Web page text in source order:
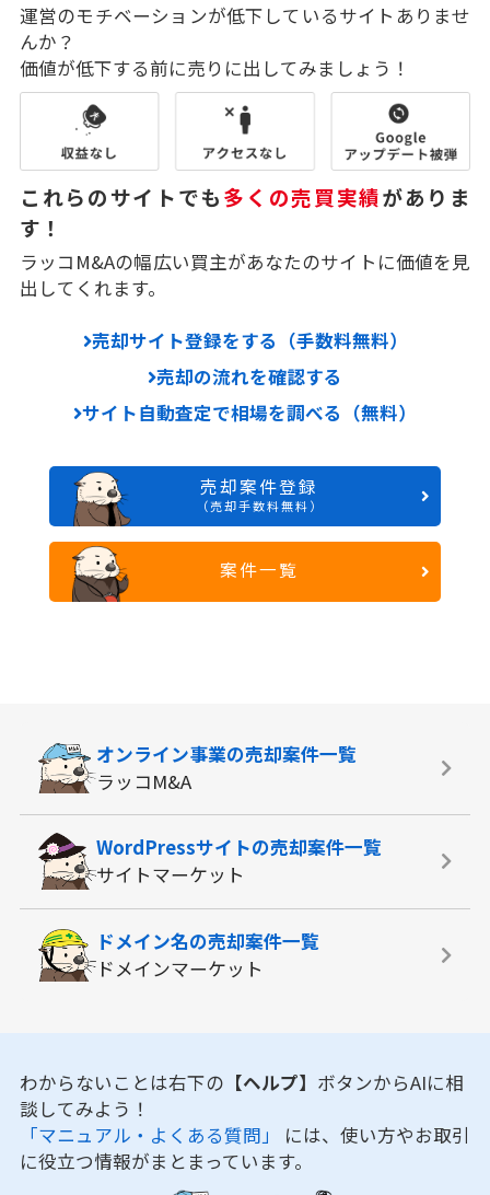
運営のモチベーションが低下しているサイトありませ
んか？
価値が低下する前に売りに出してみましょう！
これらのサイトでも多くの売買実績がありま
す！
ラッコM&Aの幅広い買主があなたのサイトに価値を見
出してくれます。
売却サイト登録をする（手数料無料）
売却の流れを確認する
サイト自動査定で相場を調べる（無料）
売却案件登録
（売却手数料無料）
案件一覧
オンライン事業の売却案件一覧
ラッコM&A
WordPressサイトの売却案件一覧
サイトマーケット
ドメイン名の売却案件一覧
ドメインマーケット
わからないことは右下の 【ヘルプ】 ボタンからAIに相
談してみよう！
「マニュアル・よくある質問」 には、使い方やお取引
に役立つ情報がまとまっています。